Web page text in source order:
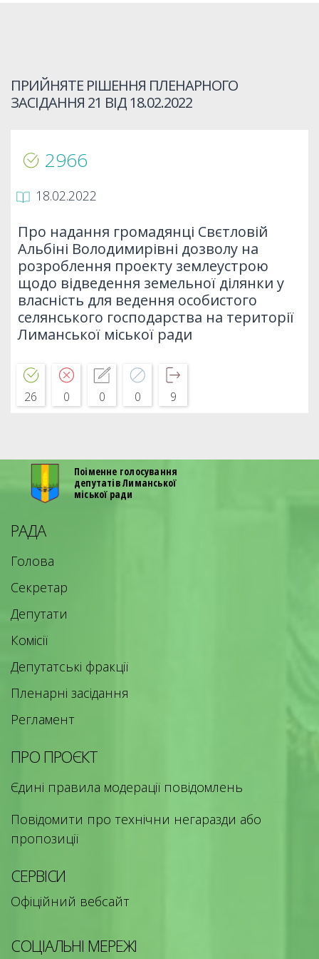
ПРИЙНЯТЕ РІШЕННЯ ПЛЕНАРНОГО
ЗАСІДАННЯ 21 ВІД18.02.2022
2966
18.02.2022
Про надання громадянці Свєтловій
Альбіні Володимирівні дозволу на
розроблення проекту землеустрою
щодо відведення земельної ділянки у
власність для ведення особистого
селянського господарства на території
Лиманської міської ради
26 0 0 0 9
Поіменне голосування
депутатів Лиманської
міської ради
РАДА
Голова
Секретар
Депутати
Комісії
Депутатські фракції
Пленарні засідання
Регламент
ПРО ПРОЄКТ
Єдині правила модерації повідомлень
Повідомити про технічни негаразди або
пропозиції
СЕРВІСИ
Офіційний вебсайт
СОЦІАЛЬНІ МЕРЕЖІ